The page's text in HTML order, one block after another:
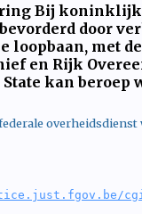
Bij koninklijk
door
loopbaan, met
en Rijk
State kan
overheidsdienst